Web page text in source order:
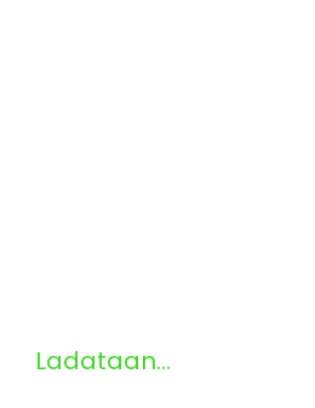
Ladataan...